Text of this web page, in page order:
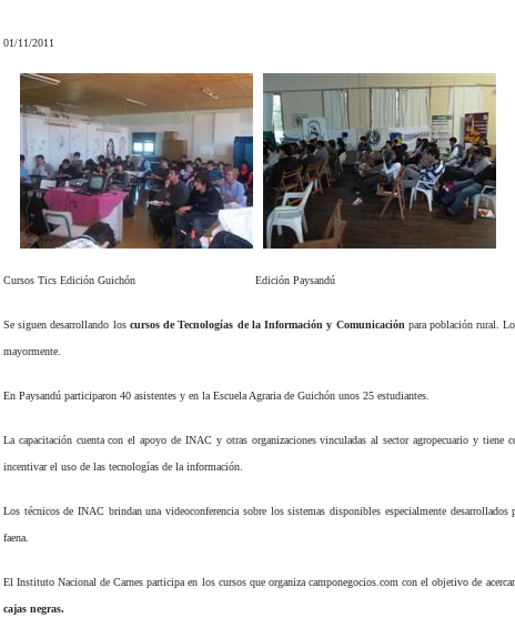
01/11/2011
Cursos Tics Edición Guichón Edición Paysandú
Se siguen desarrollando los cursos de Tecnologías de la Información y Comunicación para población rural.
mayormente.
En Paysandú participaron 40 asistentes y en la Escuela Agraria de Guichón unos 25 estudiantes.
La capacitación cuenta con el apoyo de INAC y otras organizaciones vinculadas al sector agropecuario y
incentivar el uso de las tecnologías de la información.
Los técnicos de INAC brindan una videoconferencia sobre los sistemas disponibles especialmente
faena.
El Instituto Nacional de Carnes participa en los cursos que organiza camponegocios.com con el objetivo de
cajas negras.